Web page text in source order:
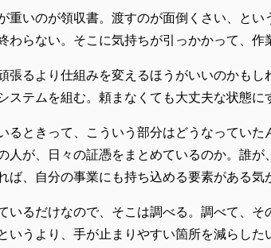
重いのが領収書。渡すのが面倒くさい、と
わらない。そこに気持ちが引っかかって、作
張るより仕組みを変えるほうがいいのかも
ステムを組む。頼まなくても大丈夫な状態に
るときって、こういう部分はどうなってい
人が、日々の証憑をまとめているのか。誰が
ば、自分の事業にも持ち込める要素がある気
いるだけなので、そこは調べる。調べて、
いうより、手が止まりやすい箇所を減らした